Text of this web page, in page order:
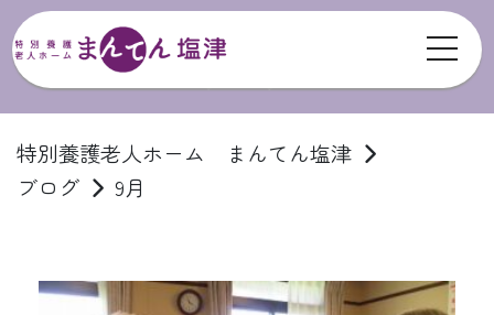
特別養護老人ホーム まんてん塩津
ブログ
9月